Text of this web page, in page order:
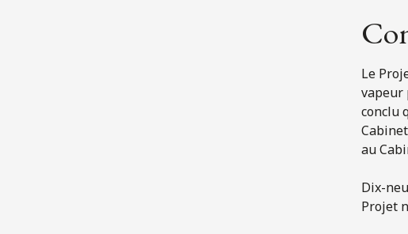
Le
vapeur
conclu
au
Dix-
Projet